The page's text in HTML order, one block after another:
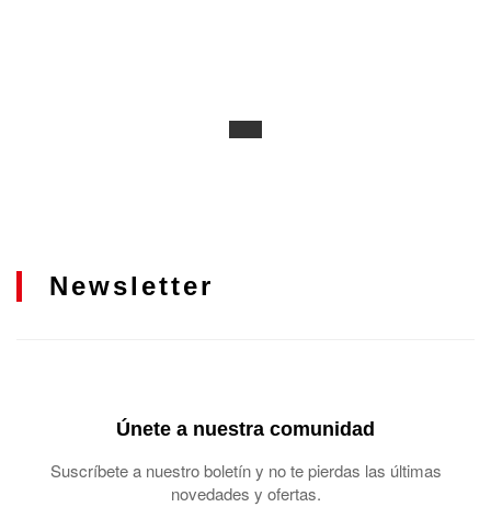
Newsletter
Únete a nuestra comunidad
Suscríbete a nuestro boletín y no te pierdas las últimas
novedades y ofertas.